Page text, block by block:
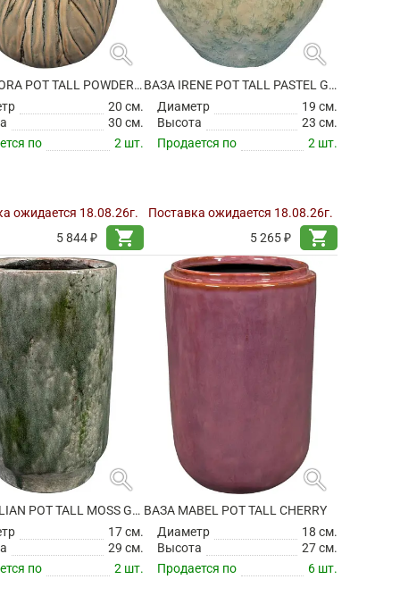
search
ВАЗА FLORA POT TALL POWDER TAUPE
20 см.
30 см.
по
2 шт.
ожидается 18.08.26г.
5 844 ₽
shopping_cart
search
ВАЗА IRENE POT TALL PASTEL GREEN
Диаметр
19 см.
Высота
23 см.
Продается по
2 шт.
Поставка ожидается 18.08.26г.
5 265 ₽
shopping_cart
search
ВАЗА JULIAN POT TALL MOSS GREEN
17 см.
29 см.
по
2 шт.
search
ВАЗА MABEL POT TALL CHERRY
Диаметр
18 см.
Высота
27 см.
Продается по
6 шт.